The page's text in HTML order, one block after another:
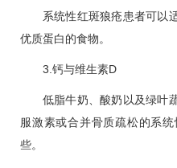
系统性红斑狼疮患者可以
优质蛋白的食物。
3.钙与维生素D
低脂牛奶、酸奶以及绿叶
服激素或合并骨质疏松的系
些。